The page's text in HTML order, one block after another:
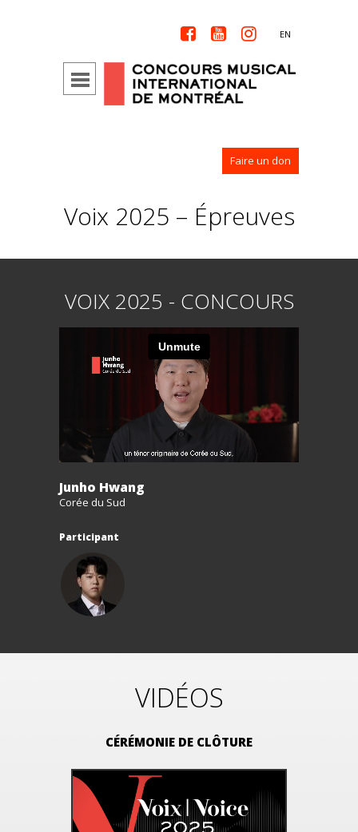
   EN
Faire un don
Voix 2025 – Épreuves
VOIX 2025 - CONCOURS
Junho Hwang
Corée du Sud
Participant
VIDÉOS
CÉRÉMONIE DE CLÔTURE